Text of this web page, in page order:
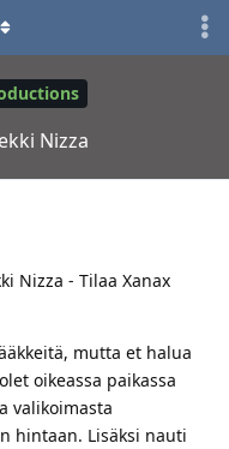
Nizza
Nizza - Tilaa Xanax
mutta et halua
oikeassa paikassa
valikoimasta
hintaan. Lisäksi nauti